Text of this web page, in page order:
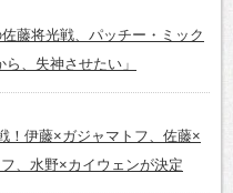
佐藤将光戦、パッチー・ミック
、失神させたい」
！伊藤×ガジャマトフ、佐藤×
、水野×カイウェンが決定